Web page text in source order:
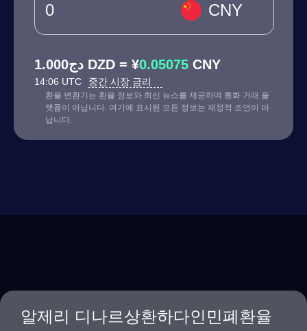
CNY
دج1.000 DZD = ¥0.05075 CNY
14:06 UTC 중간 시장 금리
환율 변환기는 환율 정보와 최신 뉴스를 제공하며 통화 거래 플
랫폼이 아닙니다. 여기에 표시된 모든 정보는 재정적 조언이 아
닙니다.
알제리 디나르상환하다인민폐환율